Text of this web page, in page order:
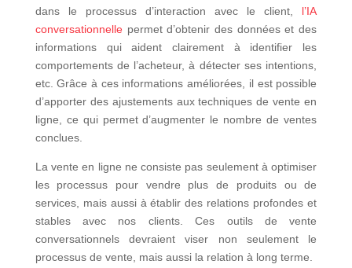
dans le processus d’interaction avec le client, l’IA
conversationnellepermet d’obtenir des données et des
informations qui aident clairement à identifier les
comportements de l’acheteur, à détecter ses intentions,
etc. Grâce à ces informations améliorées, il est possible
d’apporter des ajustements aux techniques de vente en
ligne, ce qui permet d’augmenter le nombre de ventes
conclues.
La vente en ligne ne consiste pas seulement à optimiser
les processus pour vendre plus de produits ou de
services, mais aussi à établir des relations profondes et
stables avec nos clients. Ces outils de vente
conversationnels devraient viser non seulement le
processus de vente, mais aussi la relation à long terme.